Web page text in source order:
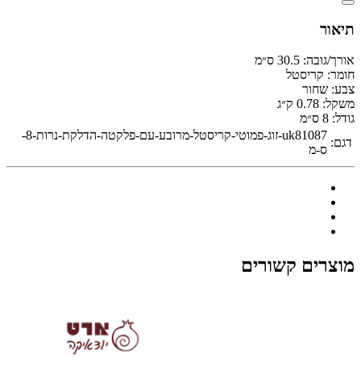
תיאור
אורך/גובה: 30.5 ס״מ
חומר: קריסטל
צבע: שחור
משקל: 0.78 ק״ג
גודל: 8 ס״מ
דגם:
uk81087-זוג-פמוטי-קריסטל-מרובע-עם-פלקטה-הדלקת-נרות-8-
ס-מ
מוצרים קשורים